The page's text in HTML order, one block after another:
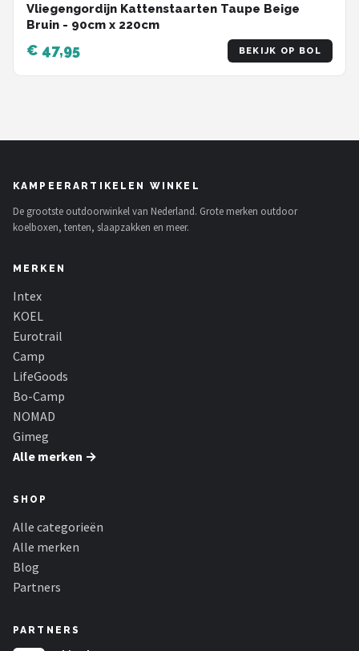
Vliegengordijn Kattenstaarten Taupe Beige
Bruin - 90cm x 220cm
€ 47,95 BEKIJK OP BOL
KAMPEERARTIKELEN WINKEL
De grootste outdoorwinkel van Nederland. Grote merken outdoor
koelboxen, tenten, slaapzakken en meer.
MERKEN
Intex
KOEL
Eurotrail
Camp
LifeGoods
Bo-Camp
NOMAD
Gimeg
Alle merken →
SHOP
Alle categorieën
Alle merken
Blog
Partners
PARTNERS